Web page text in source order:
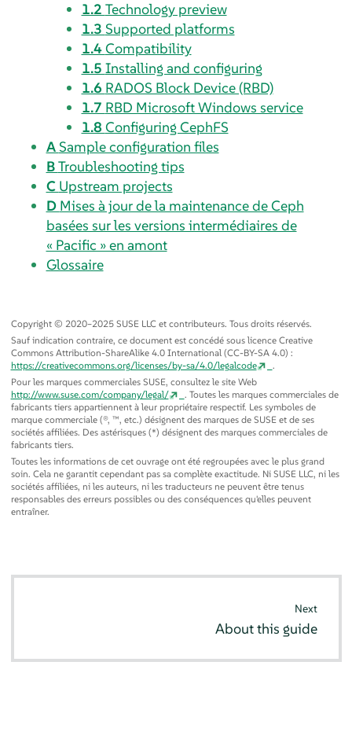
1.2 Technology preview
1.3 Supported platforms
1.4Compatibility
1.5 Installing and configuring
1.6 RADOS Block Device (RBD)
1.7 RBD Microsoft Windows service
1.8 Configuring CephFS
ASample configuration files
BTroubleshooting tips
C Upstream projects
D Mises à jour de la maintenance de Ceph
basées sur les versions intermédiaires de
« Pacific » en amont
Glossaire
Copyright © 2020–2025 SUSE LLC et contributeurs. Tous droits réservés.
Sauf indication contraire, ce document est concédé sous licence Creative
Commons Attribution-ShareAlike 4.0 International (CC-BY-SA 4.0) :
https://creativecommons.org/licenses/by-sa/4.0/legalcode
.
Pour les marques commerciales SUSE, consultez le site Web
http://www.suse.com/company/legal/
. Toutes les marques commerciales de
fabricants tiers appartiennent à leur propriétaire respectif. Les symboles de
marque commerciale (®, ™, etc.) désignent des marques de SUSE et de ses
sociétés affiliées. Des astérisques (*) désignent des marques commerciales de
fabricants tiers.
Toutes les informations de cet ouvrage ont été regroupées avec le plus grand
soin. Cela ne garantit cependant pas sa complète exactitude. Ni SUSE LLC, ni les
sociétés affiliées, ni les auteurs, ni les traducteurs ne peuvent être tenus
responsables des erreurs possibles ou des conséquences qu'elles peuvent
entraîner.
Next
About this guide